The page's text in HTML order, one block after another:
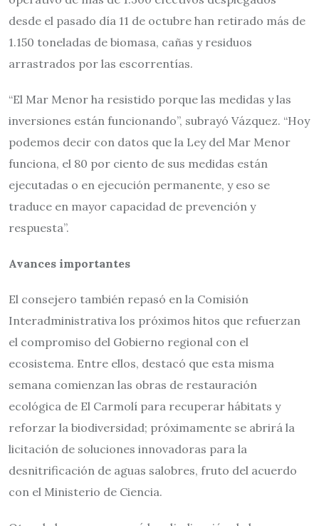
desde el pasado día 11 de octubre han retirado más de
1.150 toneladas de biomasa, cañas y residuos
arrastrados por las escorrentías.
“El Mar Menor ha resistido porque las medidas y las
inversiones están funcionando”, subrayó Vázquez. “Hoy
podemos decir con datos que la Ley del Mar Menor
funciona, el 80 por ciento de sus medidas están
ejecutadas o en ejecución permanente, y eso se
traduce en mayor capacidad de prevención y
respuesta”.
Avances importantes
El consejero también repasó en la Comisión
Interadministrativa los próximos hitos que refuerzan
el compromiso del Gobierno regional con el
ecosistema. Entre ellos, destacó que esta misma
semana comienzan las obras de restauración
ecológica de El Carmolí para recuperar hábitats y
reforzar la biodiversidad; próximamente se abrirá la
licitación de soluciones innovadoras para la
desnitrificación de aguas salobres, fruto del acuerdo
con el Ministerio de Ciencia.